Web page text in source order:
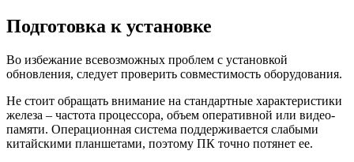
Подготовка к установке
Во избежание всевозможных проблем с установкой
обновления, следует проверить совместимость оборудования.
Не стоит обращать внимание на стандартные характеристики
железа – частота процессора, объем оперативной или видео-
памяти. Операционная система поддерживается слабыми
китайскими планшетами, поэтому ПК точно потянет ее.